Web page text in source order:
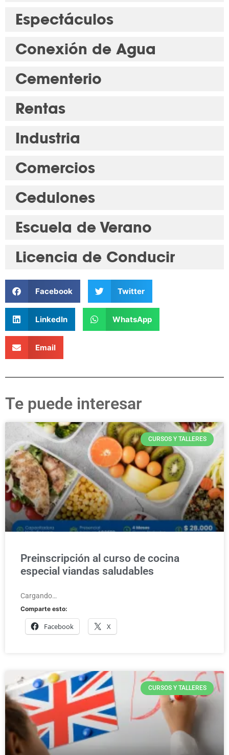
Espectáculos
Conexión de Agua
Cementerio
Rentas
Industria
Comercios
Cedulones
Escuela de Verano
Licencia de Conducir
Facebook Twitter
LinkedIn WhatsApp
Email
Te puede interesar
CURSOS Y TALLERES
Preinscripción al curso de cocina
especial viandas saludables
Cargando…
Comparte esto:
Facebook X
CURSOS Y TALLERES